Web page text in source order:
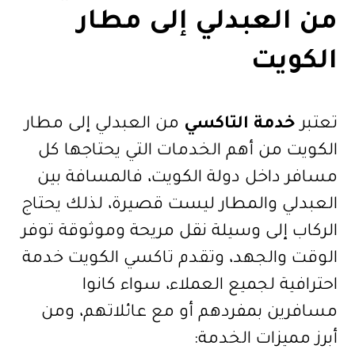
من العبدلي إلى مطار
الكويت
تعتبر خدمة التاكسي من العبدلي إلى مطار
الكويت من أهم الخدمات التي يحتاجها كل
مسافر داخل دولة الكويت، فالمسافة بين
العبدلي والمطار ليست قصيرة، لذلك يحتاج
الركاب إلى وسيلة نقل مريحة وموثوقة توفر
الوقت والجهد، وتقدم تاكسي الكويت خدمة
احترافية لجميع العملاء، سواء كانوا
مسافرين بمفردهم أو مع عائلاتهم، ومن
أبرز مميزات الخدمة: